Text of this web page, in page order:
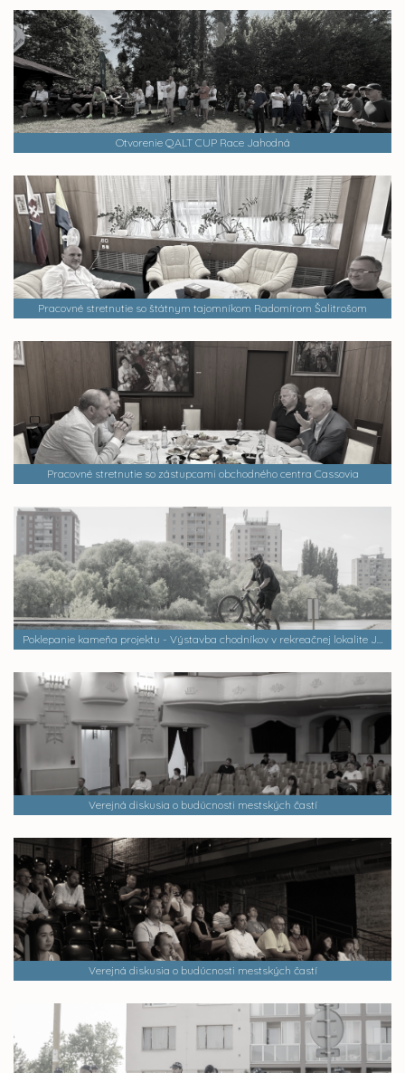
Otvorenie QALT CUP Race Jahodná
Pracovné stretnutie so štátnym tajomníkom Radomírom Šalitrošom
Pracovné stretnutie so zástupcami obchodného centra Cassovia
Poklepanie kameňa projektu - Výstavba chodníkov v rekreačnej lokalite Jazero
Verejná diskusia o budúcnosti mestských častí
Verejná diskusia o budúcnosti mestských častí